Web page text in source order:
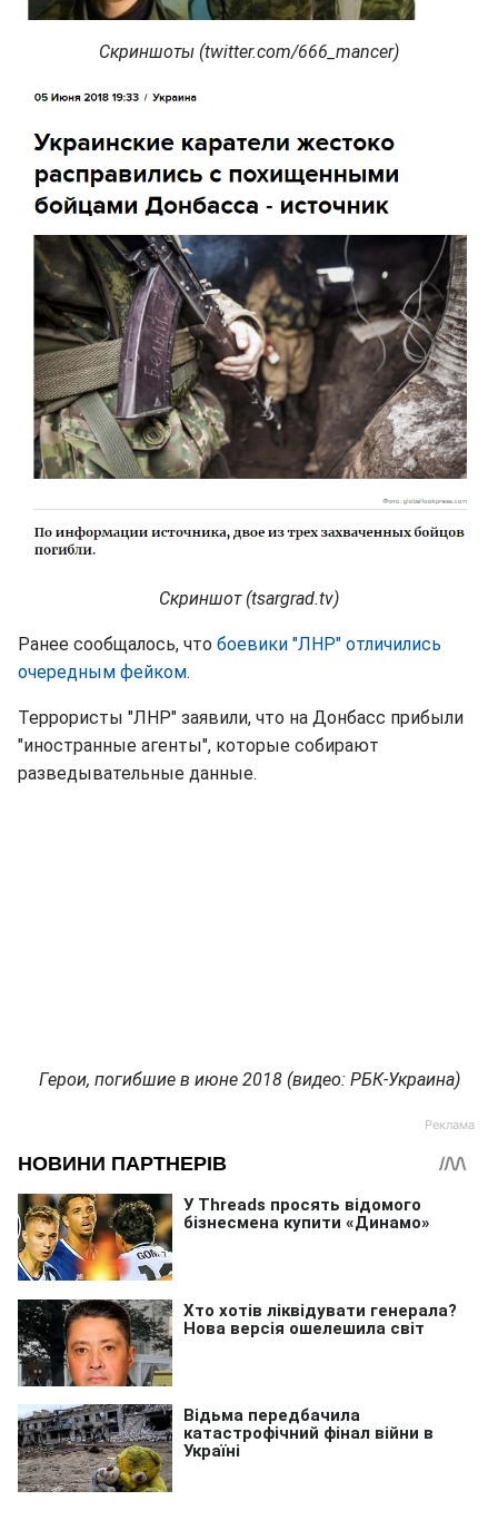
Скриншоты (twitter.com/666_mancer)
Скриншот (tsargrad.tv)
Ранее сообщалось, что боевики "ЛНР" отличились
очередным фейком.
Террористы "ЛНР" заявили, что на Донбасс прибыли
"иностранные агенты", которые собирают
разведывательные данные.
Герои, погибшие в июне 2018 (видео: РБК-Украина)